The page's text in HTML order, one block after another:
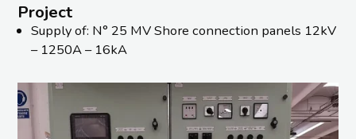
Project
Supply of: N° 25 MV Shore connection panels 12kV
– 1250A – 16kA